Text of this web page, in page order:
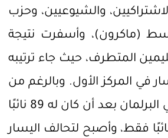
والشيوعيين، وحزب
(ماكرون)، وأسفرت نتيجة
المتطرف، حيث جاء ترتيبه
في المركز الأول. وبالرغم من
ذلك، فقد أصبح للتجمع الوطني اليميني المتطرف 143 نائبًا في البرلمان بعد أن كان له 89 نائبًا
بينما انخفض نواب حزب ماكرون من 249 نائبًا إلى 156 نائبًا فقط، وأصبح لتحالف اليسار